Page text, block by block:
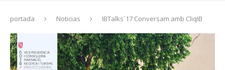
portada Noticias IBTalks´17 Conversam amb CliqIB